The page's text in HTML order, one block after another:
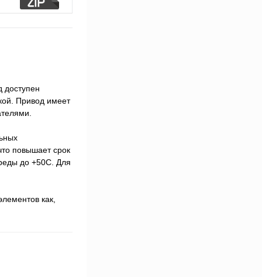
доступен
Привод имеет
повышает срок
до +50С. Для
как,